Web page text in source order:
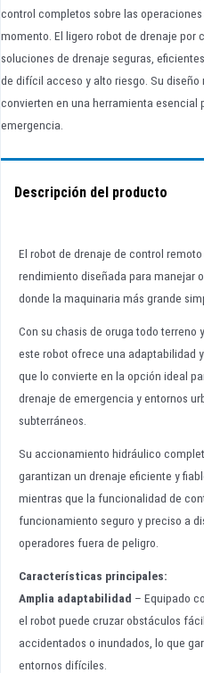
control completos sobre las
momento. El ligero robot de drenaje por
soluciones de drenaje seguras,
de difícil acceso y alto riesgo. Su
convierten en una herramienta esencial
emergencia.
Descripción del producto
El robot de drenaje de control
rendimiento diseñada para manejar
donde la maquinaria más grande
Con su chasis de oruga todo terreno
este robot ofrece una adaptabilidad
que lo convierte en la opción ideal
drenaje de emergencia y entornos
subterráneos.
Su accionamiento hidráulico
garantizan un drenaje eficiente y
mientras que la funcionalidad de
funcionamiento seguro y preciso a
operadores fuera de peligro.
Características principales:
Amplia adaptabilidad – Equipado
el robot puede cruzar obstáculos
accidentados o inundados, lo que
entornos difíciles.